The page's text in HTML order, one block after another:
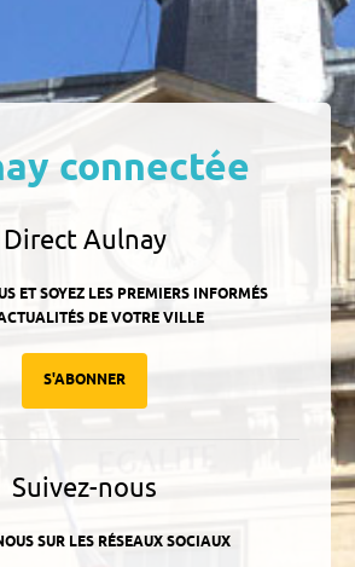
connectée
Direct Aulnay
ET SOYEZ LES PREMIERS INFORMÉS
DE VOTRE VILLE
S'ABONNER
Suivez-nous
SUR LES RÉSEAUX SOCIAUX